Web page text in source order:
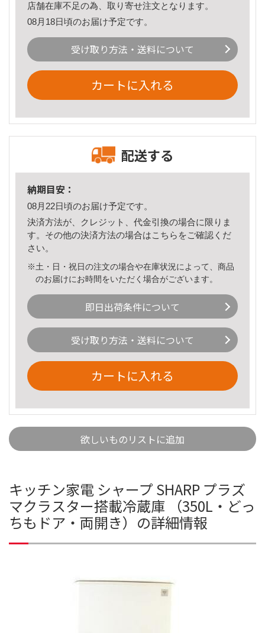
店舗在庫不足の為、取り寄せ注文となります。
08月18日頃のお届け予定です。
受け取り方法・送料について
カートに入れる
配送する
納期目安：
08月22日頃のお届け予定です。
決済方法が、クレジット、代金引換の場合に限りま
す。その他の決済方法の場合はこちら をご確認くだ
さい。
※土・日・祝日の注文の場合や在庫状況によって、商品
のお届けにお時間をいただく場合がございます。
即日出荷条件について
受け取り方法・送料について
カートに入れる
欲しいものリストに追加
キッチン家電 シャープ SHARP プラズ
マクラスター搭載冷蔵庫 （350L・どっ
ちもドア・両開き）の詳細情報